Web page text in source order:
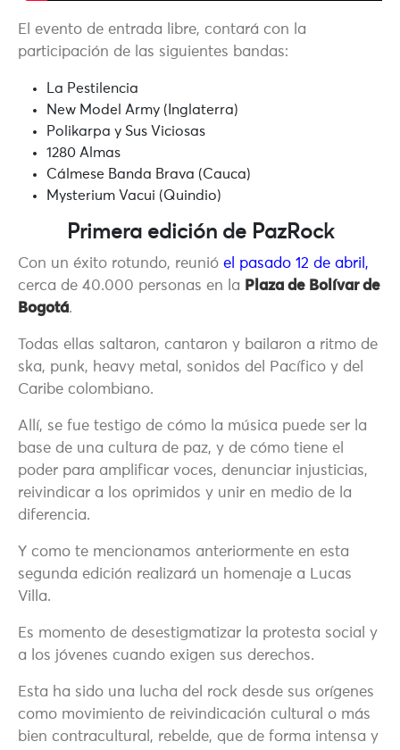
El evento de entrada libre, contará con la
participación de las siguientes bandas:
La Pestilencia
New Model Army (Inglaterra)
Polikarpa y Sus Viciosas
1280 Almas
Cálmese Banda Brava (Cauca)
Mysterium Vacui (Quindio)
Primera edición de PazRock
Con un éxito rotundo, reunió el pasado 12 de abril ,
cerca de 40.000 personas en la Plaza de Bolívar de
Bogotá.
Todas ellas saltaron, cantaron y bailaron a ritmo de
ska, punk, heavy metal, sonidos del Pacífico y del
Caribe colombiano.
Allí, se fue testigo de cómo la música puede ser la
base de una cultura de paz, y de cómo tiene el
poder para amplificar voces, denunciar injusticias,
reivindicar a los oprimidos y unir en medio de la
diferencia.
Y como te mencionamos anteriormente en esta
segunda edición realizará un homenaje a Lucas
Villa.
Es momento de desestigmatizar la protesta social y
a los jóvenes cuando exigen sus derechos.
Esta ha sido una lucha del rock desde sus orígenes
como movimiento de reivindicación cultural o más
bien contracultural, rebelde, que de forma intensa y